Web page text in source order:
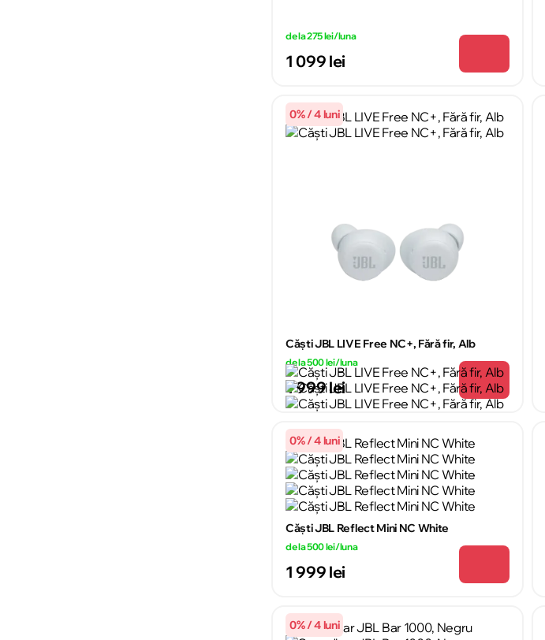
de la 275 lei/luna
1 099 lei
0% / 4 luni
Căști JBL LIVE Free NC+, Fără fir, Alb
de la 500 lei/luna
1 999 lei
0% / 4 luni
Căşti JBL Reflect Mini NC White
de la 500 lei/luna
1 999 lei
0% / 4 luni